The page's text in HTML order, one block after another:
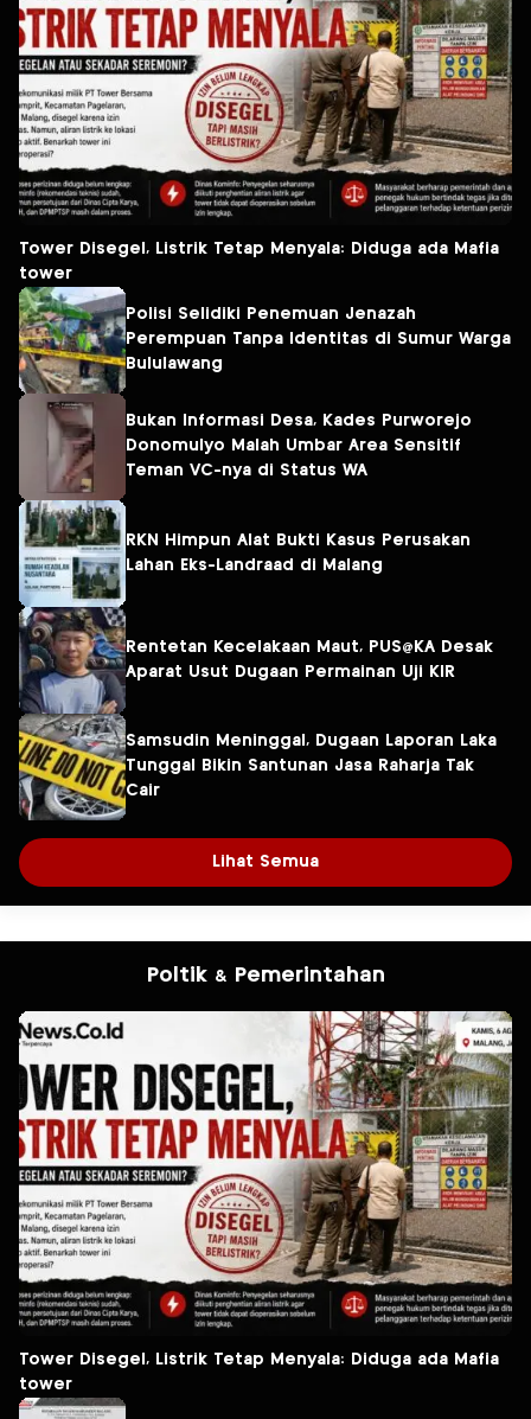
Tower Disegel, Listrik Tetap Menyala: Diduga ada Mafia
tower
Polisi Selidiki Penemuan Jenazah
Perempuan Tanpa Identitas di Sumur Warga
Bululawang
Bukan Informasi Desa, Kades Purworejo
Donomulyo Malah Umbar Area Sensitif
Teman VC-nya di Status WA
RKN Himpun Alat Bukti Kasus Perusakan
Lahan Eks-Landraad di Malang
Rentetan Kecelakaan Maut, PUS@KA Desak
Aparat Usut Dugaan Permainan Uji KIR
Samsudin Meninggal, Dugaan Laporan Laka
Tunggal Bikin Santunan Jasa Raharja Tak
Cair
Lihat Semua
Poltik & Pemerintahan
Tower Disegel, Listrik Tetap Menyala: Diduga ada Mafia
tower